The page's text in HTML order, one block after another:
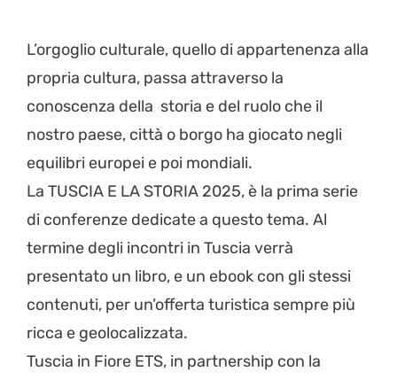
L’orgoglio culturale, quello di appartenenza alla
propria cultura, passa attraverso la
conoscenza della storia e del ruolo che il
nostro paese, città o borgo ha giocato negli
equilibri europei e poi mondiali.
La TUSCIA E LA STORIA 2025, è la prima serie
di conferenze dedicate a questo tema. Al
termine degli incontri in Tuscia verrà
presentato un libro, e un ebook con gli stessi
contenuti, per un’offerta turistica sempre più
ricca e geolocalizzata.
Tuscia in Fiore ETS, in partnership con la